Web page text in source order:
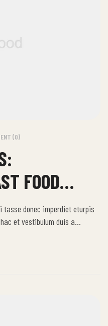
(0)
FOOD
tasse donec imperdiet eturpis
et vestibulum duis a
adipiscing dui gravida